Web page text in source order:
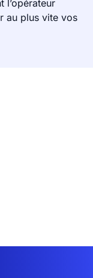
l’opérateur
au plus vite vos